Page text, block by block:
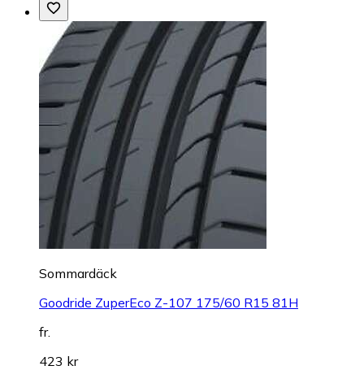
Sommardäck
Goodride ZuperEco Z-107 175/60 R15 81H
fr.
423 kr